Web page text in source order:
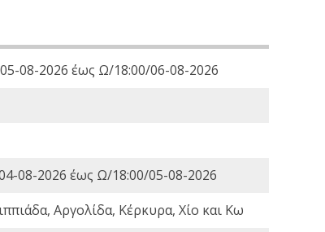
08-2026 έως Ω/18:00/06-08-2026
08-2026 έως Ω/18:00/05-08-2026
Αργολίδα, Κέρκυρα, Χίο και Κω